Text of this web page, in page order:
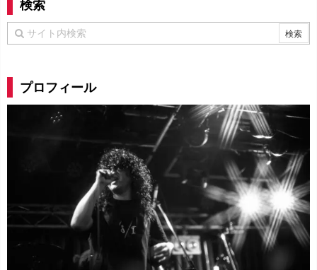
検索
プロフィール